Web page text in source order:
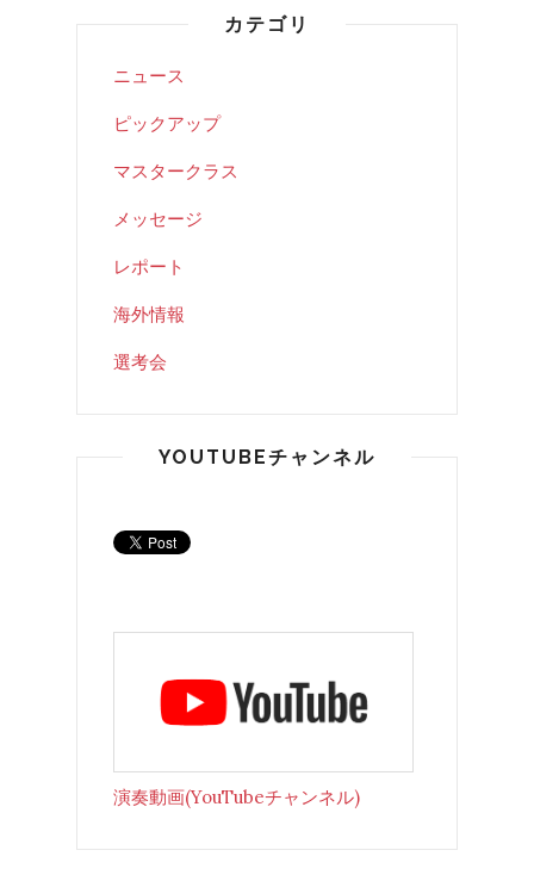
カテゴリ
ニュース
ピックアップ
マスタークラス
メッセージ
レポート
海外情報
選考会
YOUTUBEチャンネル
演奏動画(YouTubeチャンネル)